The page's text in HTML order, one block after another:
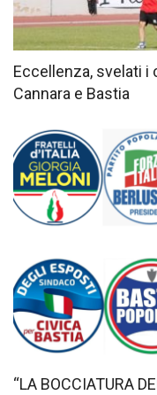
Eccellenza, svelati i
Cannara e Bastia
“LA BOCCIATURA